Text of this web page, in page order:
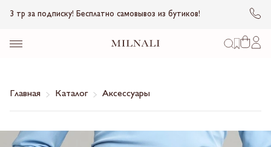
3 тр за подписку! Бесплатно самовывоз из бутиков!
Главная Каталог Аксессуары